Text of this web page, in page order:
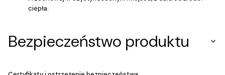
ciepła.
Bezpieczeństwo produktu